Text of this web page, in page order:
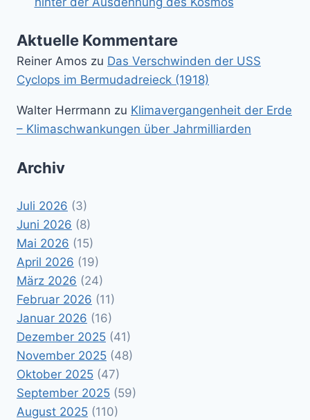
Aktuelle Kommentare
Reiner Amos zu Das Verschwinden der USS
Cyclops im Bermudadreieck (1918)
Walter Herrmann zu Klimavergangenheit der Erde
– Klimaschwankungen über Jahrmilliarden
Archiv
Juli 2026 (3)
Juni 2026 (8)
Mai 2026 (15)
April 2026 (19)
März 2026 (24)
Februar 2026 (11)
Januar 2026 (16)
Dezember 2025 (41)
November 2025 (48)
Oktober 2025 (47)
September 2025 (59)
August 2025 (110)